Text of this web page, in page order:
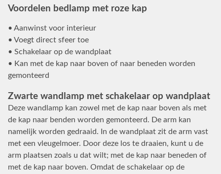
Voordelen bedlamp met roze kap
• Aanwinst voor interieur
• Voegt direct sfeer toe
• Schakelaar op de wandplaat
• Kan met de kap naar boven of naar beneden worden
gemonteerd
Zwarte wandlamp met schakelaar op wandplaat
Deze wandlamp kan zowel met de kap naar boven als met
de kap naar benden worden gemonteerd. De arm kan
namelijk worden gedraaid. In de wandplaat zit de arm vast
met een vleugelmoer. Door deze los te draaien, kunt u de
arm plaatsen zoals u dat wilt; met de kap naar beneden of
met de kap naar boven. Omdat de schakelaar op de